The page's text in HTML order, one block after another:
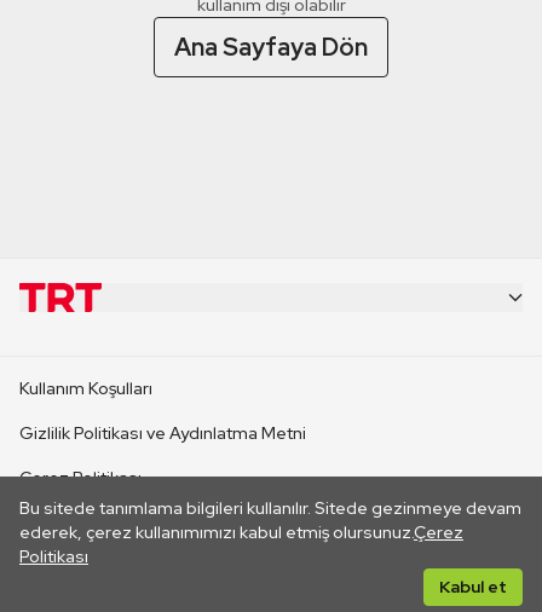
kullanım dışı olabilir
Ana Sayfaya Dön
Bu sitede tanımlama bilgileri kullanılır. Sitede gezinmeye devam
ederek, çerez kullanımımızı kabul etmiş olursunuz.Çerez
Politikası
Kabul et
CANLI YAYINLAR
Kullanım Koşulları
Gizlilik Politikası ve Aydınlatma Metni
Çerez Politikası
İletişim
Her hakkı saklıdır. ©2026 TRT. Bağlantı yoluyla gidilen dış